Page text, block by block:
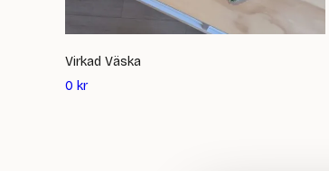
Virkad Väska
0 krDet